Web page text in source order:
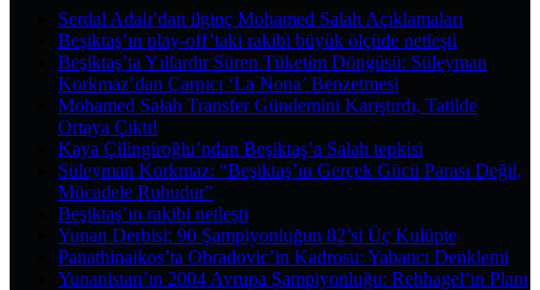
Serdal Adalı’dan ilginç Mohamed Salah Açıklamaları
Beşiktaş’ın play-off’taki rakibi büyük ölçüde netleşti
Beşiktaş’ta Yıllardır Süren Tüketim Döngüsü: Süleyman
Korkmaz’dan Çarpıcı ‘La Nona’ Benzetmesi
Mohamed Salah Transfer Gündemini Karıştırdı, Tatilde
Ortaya Çıktı!
Kaya Çilingiroğlu’ndan Beşiktaş’a Salah tepkisi
Süleyman Korkmaz: “Beşiktaş’ın Gerçek Gücü Parası Değil,
Mücadele Ruhudur”
Beşiktaş’ın rakibi netleşti
Yunan Derbisi: 90 Şampiyonluğun 82’si Üç Kulüpte
Panathinaikos’ta Obradovic’in Kadrosu: Yabancı Denklemi
Yunanistan’ın 2004 Avrupa Şampiyonluğu: Rehhagel’in Planı